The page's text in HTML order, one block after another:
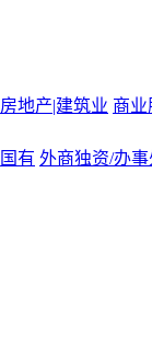
房地产|建筑业 商业
国有 外商独资/办事